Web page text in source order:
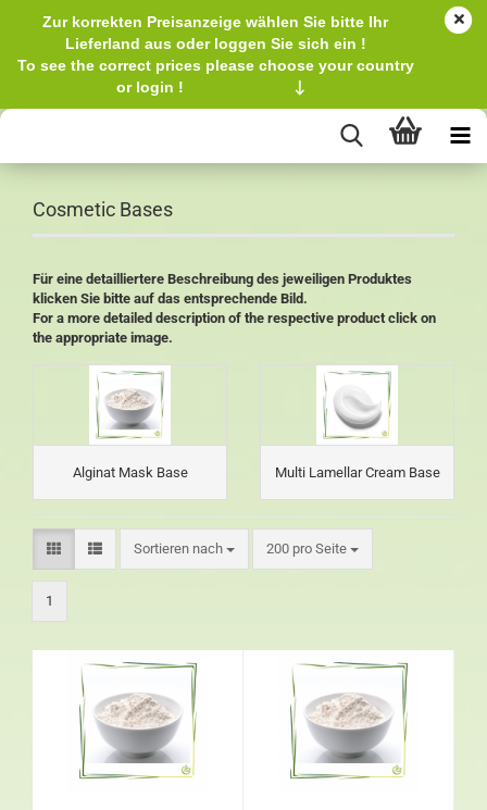
Zur korrekten Preisanzeige wählen Sie bitte Ihr
Lieferland aus oder loggen Sie sich ein !
To see the correct prices please choose your country
or login !
↓
Cosmetic Bases
Für eine detailliertere Beschreibung des jeweiligen Produktes
klicken Sie bitte auf das entsprechende Bild.
For a more detailed description of the respective product click on
the appropriate image.
Alginat Mask Base Multi Lamellar Cream Base
Sortieren nach 200 pro Seite
1